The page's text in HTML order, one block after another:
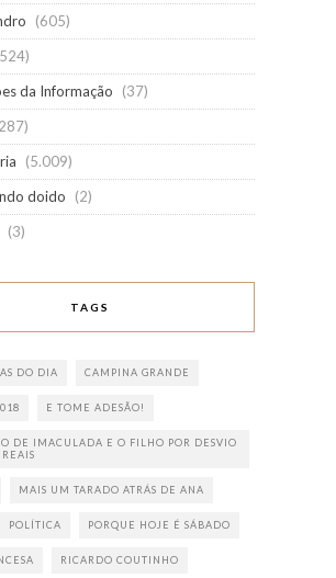
(605)
da Informação
(37)
(5.009)
doido
(2)
(3)
TAGS
DO DIA CAMPINA GRANDE
E TOME ADESÃO!
DE IMACULADA E O FILHO POR DESVIO
MAIS UM TARADO ATRÁS DE ANA
POLÍTICA PORQUE HOJE É SÁBADO
RICARDO COUTINHO